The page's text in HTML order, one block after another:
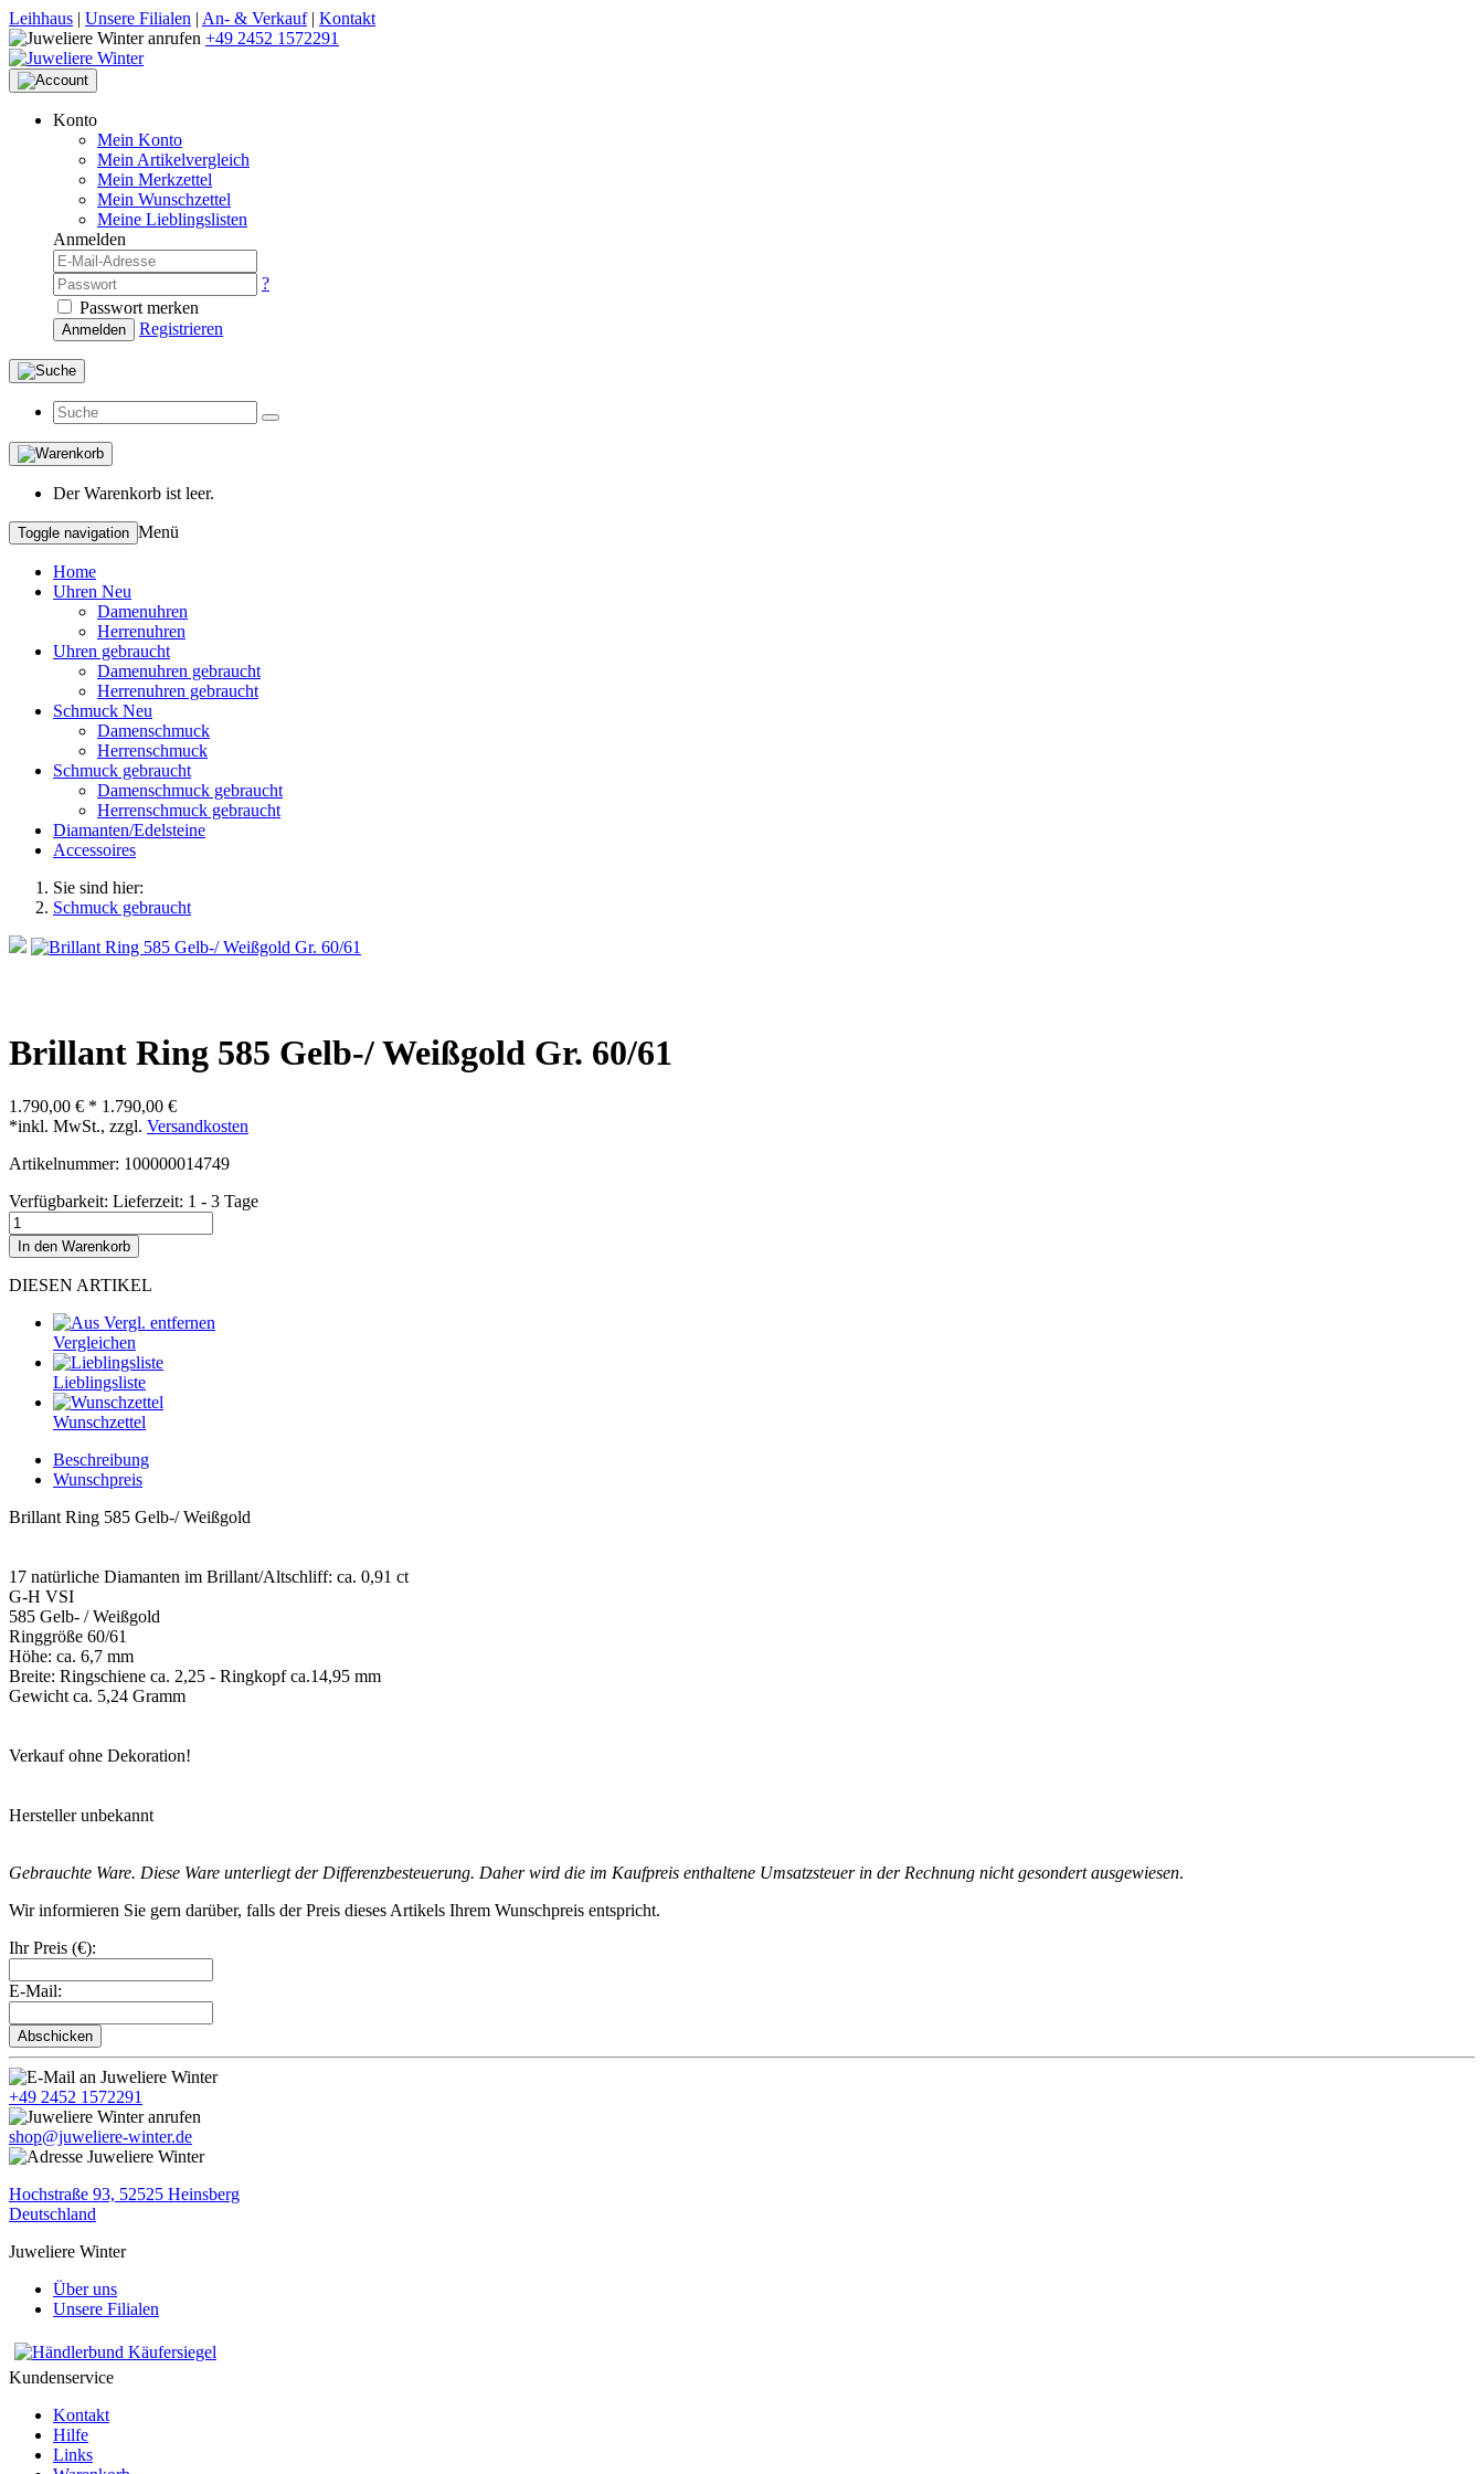
Leihhaus | Unsere Filialen | An- & Verkauf| Kontakt
+49 2452 1572291
Konto
Mein Konto
Mein Artikelvergleich
Mein Merkzettel
Mein Wunschzettel
Meine Lieblingslisten
Anmelden
?
Passwort merken
Anmelden Registrieren
Der Warenkorb ist leer.
Toggle navigation Menü
Home
Uhren Neu
Damenuhren
Herrenuhren
Uhren gebraucht
Damenuhren gebraucht
Herrenuhren gebraucht
Schmuck Neu
Damenschmuck
Herrenschmuck
Schmuck gebraucht
Damenschmuck gebraucht
Herrenschmuck gebraucht
Diamanten/Edelsteine
Accessoires
Sie sind hier:
Schmuck gebraucht
Brillant Ring 585 Gelb-/ Weißgold Gr. 60/61
1.790,00 € * 1.790,00 €
*inkl. MwSt., zzgl. Versandkosten
Artikelnummer: 100000014749
Verfügbarkeit: Lieferzeit: 1 - 3 Tage
In den Warenkorb
DIESEN ARTIKEL
Vergleichen
Lieblingsliste
Wunschzettel
Beschreibung
Wunschpreis
Brillant Ring 585 Gelb-/ Weißgold
17 natürliche Diamanten im Brillant/Altschliff: ca. 0,91 ct
G-H VSI
585 Gelb- / Weißgold
Ringgröße 60/61
Höhe: ca. 6,7 mm
Breite: Ringschiene ca. 2,25 - Ringkopf ca.14,95 mm
Gewicht ca. 5,24 Gramm
Verkauf ohne Dekoration!
Hersteller unbekannt
Gebrauchte Ware. Diese Ware unterliegt der Differenzbesteuerung. Daher wird die im Kaufpreis enthaltene Umsatzsteuer in der Rechnung nicht gesondert ausgewiesen.
Wir informieren Sie gern darüber, falls der Preis dieses Artikels Ihrem Wunschpreis entspricht.
Ihr Preis (€):
E-Mail:
Abschicken
+49 2452 1572291
shop@juweliere-winter.de
Hochstraße 93, 52525 Heinsberg
Deutschland
Juweliere Winter
Über uns
Unsere Filialen
Kundenservice
Kontakt
Hilfe
Links